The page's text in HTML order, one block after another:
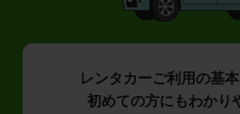
レンタカーご利用の基本
初めての方にもわかり